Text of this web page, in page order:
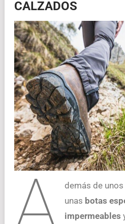
CALZADOS
a demás de unos
unas botas
impermeables